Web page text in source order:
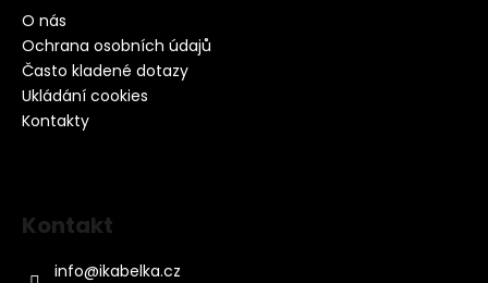
O nás
Ochrana osobních údajů
Často kladené dotazy
Ukládání cookies
Kontakty
Kontakt
info@ikabelka.cz